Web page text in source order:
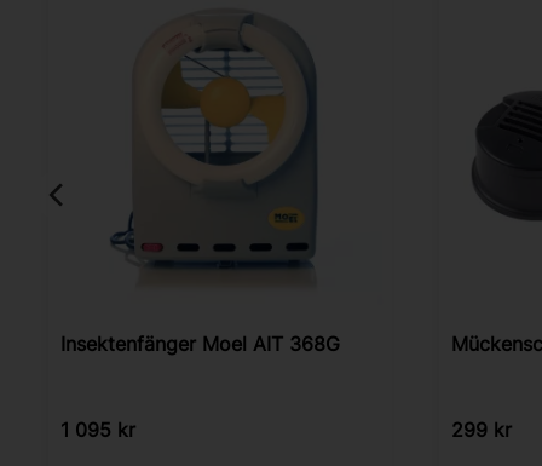
Insektenfänger Moel AIT 368G
1 095 kr 299 kr